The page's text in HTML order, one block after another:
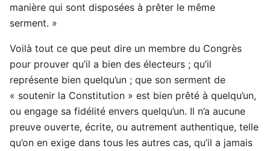
manière qui sont disposées à prêter le même
serment. »
Voilà tout ce que peut dire un membre du Congrès
pour prouver qu’il a bien des électeurs ; qu’il
représente bien quelqu’un ; que son serment de
« soutenir la Constitution » est bien prêté à quelqu’un,
ou engage sa fidélité envers quelqu’un. Il n’a aucune
preuve ouverte, écrite, ou autrement authentique, telle
qu’on en exige dans tous les autres cas, qu’il a jamais